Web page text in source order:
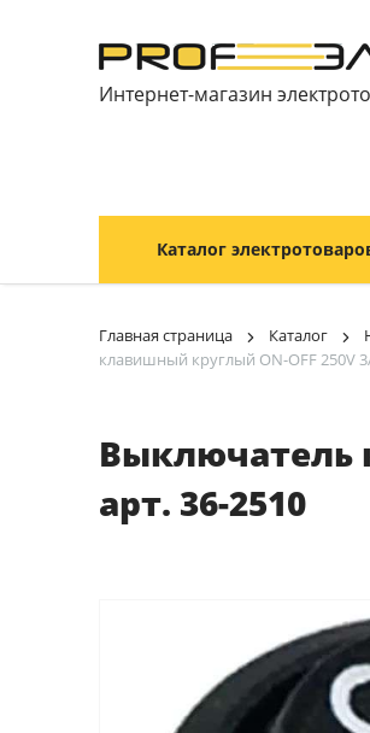
Интернет-магазин
Каталог
Главная страница Каталог
клавишный круглый ON-OFF 250V
Выключатель
арт. 36-2510